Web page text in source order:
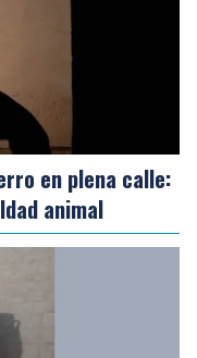
en plena calle:
animal